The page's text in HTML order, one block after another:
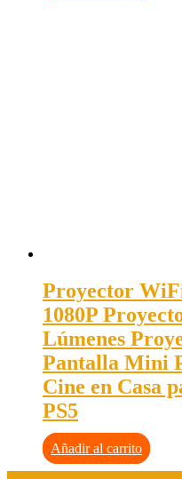
Proyector
1080P
Lúmenes
Pantalla Mini
Cine en Casa
PS5
Añadir al carrito